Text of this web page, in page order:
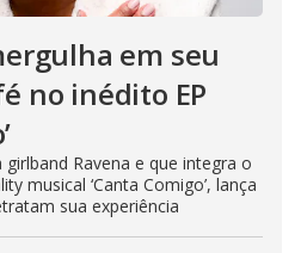
em seu
no inédito EP
Ravena e que integra o
musical ‘Canta Comigo’, lança
sua experiência